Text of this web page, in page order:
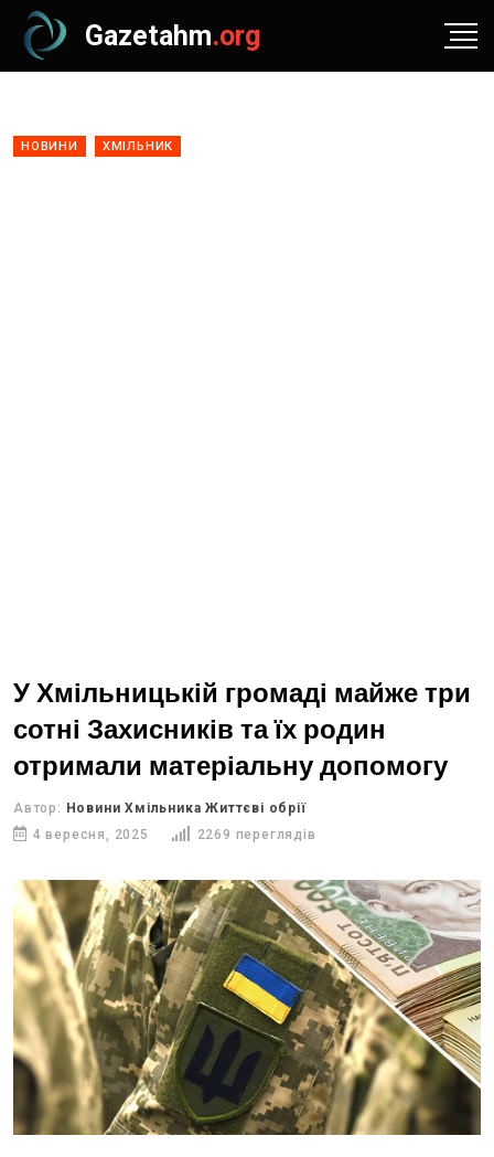
Gazetahm.org
НОВИНИ ХМІЛЬНИК
У Хмільницькій громаді майже три
сотні Захисників та їх родин
отримали матеріальну допомогу
Автор: Новини Хмільника Життєві обрії
4 вересня, 2025
2269 переглядів